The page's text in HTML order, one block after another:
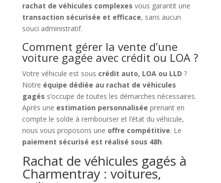
rachat de véhicules complexes vous garantit une
transaction sécurisée et efficace, sans aucun
souci administratif.
Comment gérer la vente d’une
voiture gagée avec crédit ou LOA ?
Votre véhicule est sous crédit auto, LOA ou LLD ?
Notre équipe dédiée au rachat de véhicules
gagés s’occupe de toutes les démarches nécessaires.
Après une estimation personnalisée prenant en
compte le solde à rembourser et l’état du véhicule,
nous vous proposons une offre compétitive. Le
paiement sécurisé est réalisé sous 48h.
Rachat de véhicules gagés à
Charmentray : voitures,